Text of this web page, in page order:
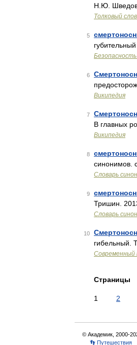
Н.Ю.
Толковый
5
6
Википедия
7
В главных
Википедия
8
синонимов.
Словарь
9
Тришин.
Словарь
10
гибельный.
Современный
Страницы
1 2
© Академик, 2000-
👣 Путешествия